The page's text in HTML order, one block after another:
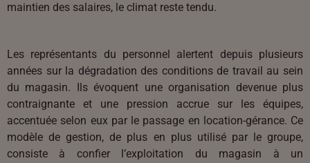
maintien des salaires, le climat reste tendu.
Les représentants du personnel alertent depuis plusieurs
années sur la dégradation des conditions de travail au sein
du magasin. Ils évoquent une organisation devenue plus
contraignante et une pression accrue sur les équipes,
accentuée selon eux par le passage en location-gérance. Ce
modèle de gestion, de plus en plus utilisé par le groupe,
consiste à confier l’exploitation du magasin à un